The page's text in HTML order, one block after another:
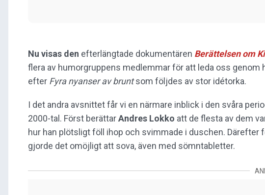
Nu visas den efterlängtade dokumentären Berättelsen om
flera av humorgruppens medlemmar för att leda oss genom
efter Fyra nyanser av bruntsom följdes av stor idétorka.
I det andra avsnittet får vi en närmare inblick i den svåra
2000-tal. Först berättarAndres Lokko att de flesta av dem
hur han plötsligt föll ihop och svimmade i duschen. Därefter
gjorde det omöjligt att sova, även med sömntabletter.